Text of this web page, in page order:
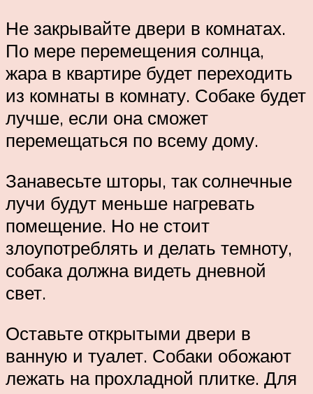
Не закрывайте двери в комнатах.
По мере перемещения солнца,
жара в квартире будет переходить
из комнаты в комнату. Собаке будет
лучше, если она сможет
перемещаться по всему дому.
Занавесьте шторы, так солнечные
лучи будут меньше нагревать
помещение. Но не стоит
злоупотреблять и делать темноту,
собака должна видеть дневной
свет.
Оставьте открытыми двери в
ванную и туалет. Собаки обожают
лежать на прохладной плитке. Для